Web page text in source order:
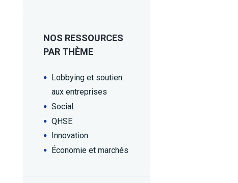
NOS RESSOURCES
PAR THÈME
Lobbying et soutien
aux entreprises
Social
QHSE
Innovation
Économie et marchés